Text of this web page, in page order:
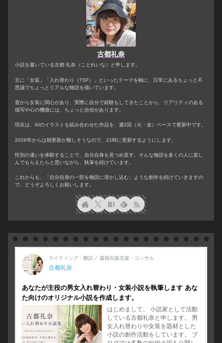
古都礼奈
小説を書いている古都 礼奈（ことれいな）と申します。
主に「女装」「入れ替わり（TSF）」といったテーマを軸に、日常にあるちょっと不
思議でちょっとリアルな物語を描いています。
昔から女装に関心があり、実際に自分で経験もしてきたことから、リアリティのある
描写や心の機微には、ちょっと自信があります。
現在は、AIのイラストを組み合わせた作品を、週2回（火・金）ペースで更新中です。
2026年からは朝更新が難しそうなので、21時に更新するようにします。
性別の違いを体験することで、自分自身を見つめ直す。そんな物語を多くの人に楽し
んでもらえたらと思いながら、執筆を続けています。
これからも、「自分自身の一部を物語に溶かし込む」ような創作を続けていきますの
で、どうぞよろしくお願いします。